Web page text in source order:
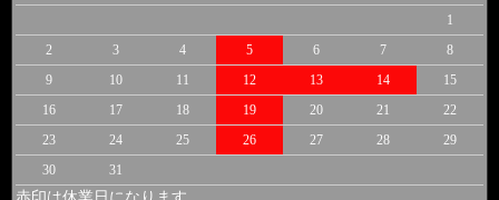
1
2
3 4 5 6 7
8
9
10 11 12 13 14
15
16
17 18 19 20 21
22
23
24 25 26 27 28
29
30
31